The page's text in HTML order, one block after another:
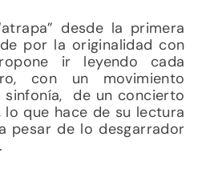
desde la primera
por la originalidad con
ir leyendo cada
con un movimiento
sinfonía, de un concierto
lo que hace de su lectura
pesar de lo desgarrador